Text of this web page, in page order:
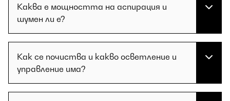
Каква е мощността на аспирация и
шумен ли е?
Как се почиства и какво осветление и
управление има?